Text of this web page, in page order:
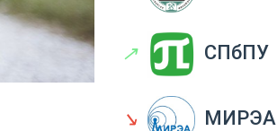
↗ СПбПУ
↘ МИРЭА